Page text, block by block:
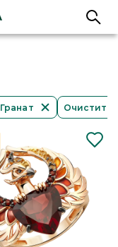
Гранат Очистить